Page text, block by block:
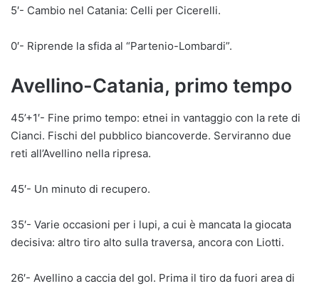
5′- Cambio nel Catania: Celli per Cicerelli.
0′- Riprende la sfida al “Partenio-Lombardi”.
Avellino-Catania, primo tempo
45’+1′- Fine primo tempo: etnei in vantaggio con la rete di
Cianci. Fischi del pubblico biancoverde. Serviranno due
reti all’Avellino nella ripresa.
45′- Un minuto di recupero.
35′- Varie occasioni per i lupi, a cui è mancata la giocata
decisiva: altro tiro alto sulla traversa, ancora con Liotti.
26′- Avellino a caccia del gol. Prima il tiro da fuori area di